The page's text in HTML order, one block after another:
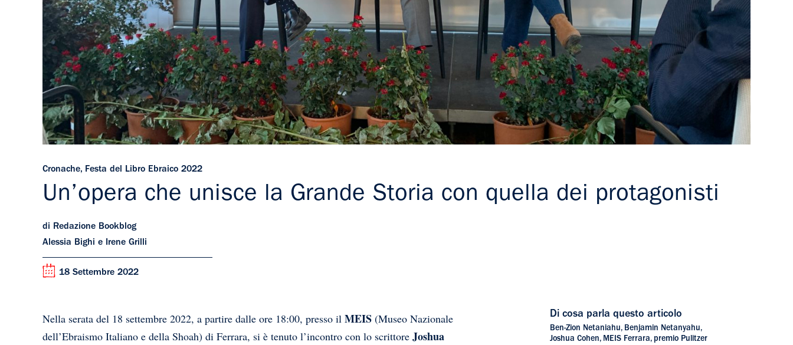
Cronache, Festa del Libro Ebraico 2022
Un’opera che unisce la Grande Storia con quella dei protagonisti
di Redazione Bookblog
Alessia Bighi e Irene Grilli
18 Settembre 2022
Nella serata del 18 settembre 2022, a partire dalle ore 18:00, presso il MEIS (Museo Nazionale
dell’Ebraismo Italiano e della Shoah) di Ferrara, si è tenuto l’incontro con lo scrittore Joshua
Di cosa parla questo articolo
Ben-Zion Netaniahu, Benjamin Netanyahu,
Joshua Cohen, MEIS Ferrara, premio Pulitzer